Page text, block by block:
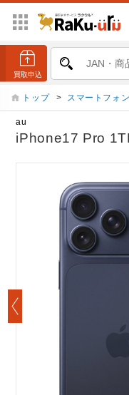
トップ > スマートフォン
au
iPhone17 Pro